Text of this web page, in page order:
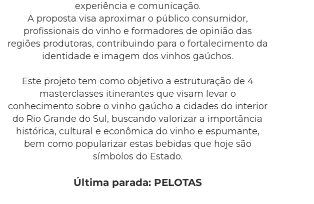
experiência e comunicação.
A proposta visa aproximar o público consumidor,
profissionais do vinho e formadores de opinião das
regiões produtoras, contribuindo para o fortalecimento da
identidade e imagem dos vinhos gaúchos.
Este projeto tem como objetivo a estruturação de 4
masterclasses itinerantes que visam levar o
conhecimento sobre o vinho gaúcho a cidades do interior
do Rio Grande do Sul, buscando valorizar a importância
histórica, cultural e econômica do vinho e espumante,
bem como popularizar estas bebidas que hoje são
símbolos do Estado.
Última parada: PELOTAS